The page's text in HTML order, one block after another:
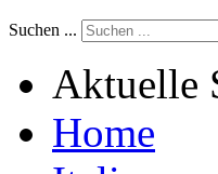
Suchen ...
Aktuelle
Home